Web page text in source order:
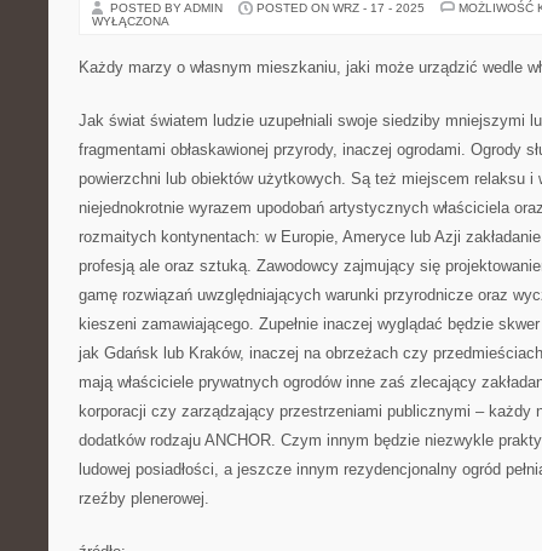
POSTED BY ADMIN POSTED ON WRZ - 17 - 2025
MOŻLIWOŚĆ
WYŁĄCZONA
Każdy marzy o własnym mieszkaniu, jaki może urządzić wedle
Jak świat światem ludzie uzupełniali swoje siedziby mniejszymi
fragmentami obłaskawionej przyrody, inaczej ogrodami. Ogrody
powierzchni lub obiektów użytkowych. Są też miejscem relaksu i
niejednokrotnie wyrazem upodobań artystycznych właściciela
rozmaitych kontynentach: w Europie, Ameryce lub Azji
profesją ale oraz sztuką. Zawodowcy zajmujący się
gamę rozwiązań uwzględniających warunki przyrodnicze oraz
kieszeni zamawiającego. Zupełnie inaczej wyglądać będzie
jak Gdańsk lub Kraków, inaczej na obrzeżach czy
mają właściciele prywatnych ogrodów inne zaś zlecający
korporacji czy zarządzający przestrzeniami publicznymi – każdy
dodatków rodzaju ANCHOR. Czym innym będzie niezwykle
ludowej posiadłości, a jeszcze innym rezydencjonalny ogród
rzeźby plenerowej.